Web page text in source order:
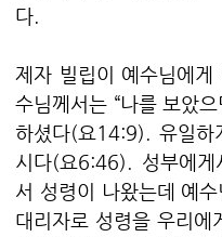
다.
제자 빌립이 예수님에게
수님께서는 “나를 보았
하셨다(요14:9). 유일하
시다(요6:46). 성부에게
서 성령이 나왔는데 예
대리자로 성령을 우리